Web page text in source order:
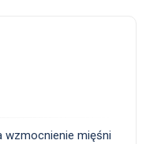
wzmocnienie mięśni